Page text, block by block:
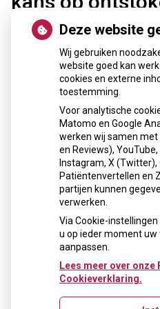
Tijdens uw zwangerschap
van tandvleesproblemen.
uw hormonen reageert het
aanwezigheid van tandplak.
mondhygiëne tijdens uw
belangrijk. Als u alle plak
zwangerschap geen extra
tandvleesontstekingen.
« Terug naar het overzicht
Openingstijden
Maandag: 10:00 - 19:00
Dinsdag: 09:00 - 18:00
Donderdag: Op afspraak
Vrijdag: 09:00 - 18:00
Nieuws
Deze website
Wij gebruiken
website goed kan
cookies en externe
toestemming.
Voor analytische
Matomo en Google
werken wij samen met
en Reviews),
Instagram, X (Twitter),
Patiëntenvertellen en
partijen kunnen
verwerken.
Via Cookie-
u op ieder moment
aanpassen.
Lees meer over onze
Cookieverklaring.